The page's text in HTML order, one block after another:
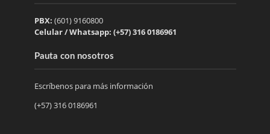
PBX: (601) 9160800
Celular / Whatsapp: (+57) 316 0186961
Pauta con nosotros
Escríbenos para más información
(+57) 316 0186961